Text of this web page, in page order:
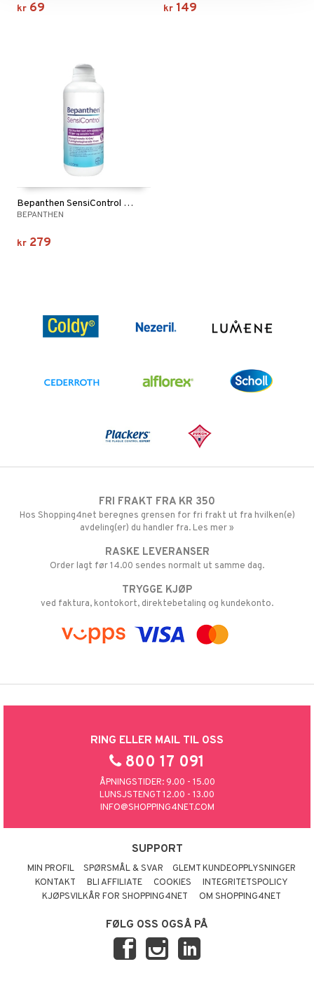
kr 69 kr 149
Bepanthen SensiControl kräm
BEPANTHEN
kr 279
FRI FRAKT FRA KR 350
Hos Shopping4net beregnes grensen for fri frakt ut fra hvilken(e)
avdeling(er) du handler fra. Les mer »
RASKE LEVERANSER
Order lagt før 14.00 sendes normalt ut samme dag.
TRYGGE KJØP
ved faktura, kontokort, direktebetaling og kundekonto.
RING ELLER MAIL TIL OSS
800 17 091
ÅPNINGSTIDER: 9.00 - 15.00
LUNSJSTENGT 12.00 - 13.00
INFO@SHOPPING4NET.COM
SUPPORT
MIN PROFIL SPØRSMÅL & SVAR
GLEMT KUNDEOPPLYSNINGER
KONTAKT
BLI AFFILIATE COOKIES
INTEGRITETSPOLICY
KJØPSVILKÅR FOR SHOPPING4NET
OM SHOPPING4NET
FØLG OSS OGSÅ PÅ